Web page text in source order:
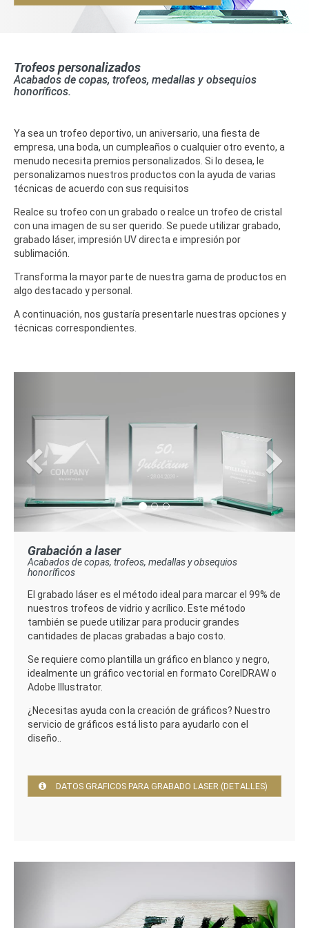
Trofeos personalizados
Acabados de copas, trofeos, medallas y obsequios
honoríficos.
Ya sea un trofeo deportivo, un aniversario, una fiesta de
empresa, una boda, un cumpleaños o cualquier otro evento, a
menudo necesita premios personalizados. Si lo desea, le
personalizamos nuestros productos con la ayuda de varias
técnicas de acuerdo con sus requisitos
Realce su trofeo con un grabado o realce un trofeo de cristal
con una imagen de su ser querido. Se puede utilizar grabado,
grabado láser, impresión UV directa e impresión por
sublimación.
Transforma la mayor parte de nuestra gama de productos en
algo destacado y personal.
A continuación, nos gustaría presentarle nuestras opciones y
técnicas correspondientes.
Grabación a laser
Acabados de copas, trofeos, medallas y obsequios
honoríficos
El grabado láser es el método ideal para marcar el 99% de
nuestros trofeos de vidrio y acrílico. Este método
también se puede utilizar para producir grandes
cantidades de placas grabadas a bajo costo.
Se requiere como plantilla un gráfico en blanco y negro,
idealmente un gráfico vectorial en formato CorelDRAW o
Adobe Illustrator.
¿Necesitas ayuda con la creación de gráficos? Nuestro
servicio de gráficos está listo para ayudarlo con el
diseño..
DATOS GRAFICOS PARA GRABADO LASER (DETALLES)